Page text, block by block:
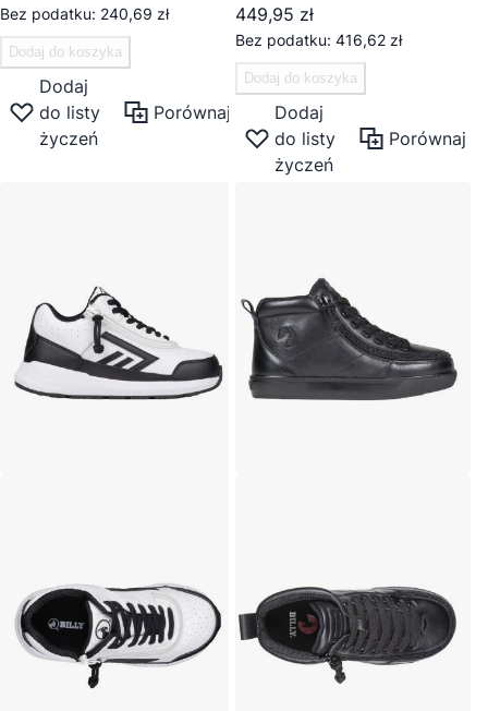
240,69 zł
Dodaj do koszyka
Dodaj
do listy
życzeń
Porównaj
449,95 zł
416,62 zł
Dodaj do koszyka
Dodaj
do listy
życzeń
Porównaj